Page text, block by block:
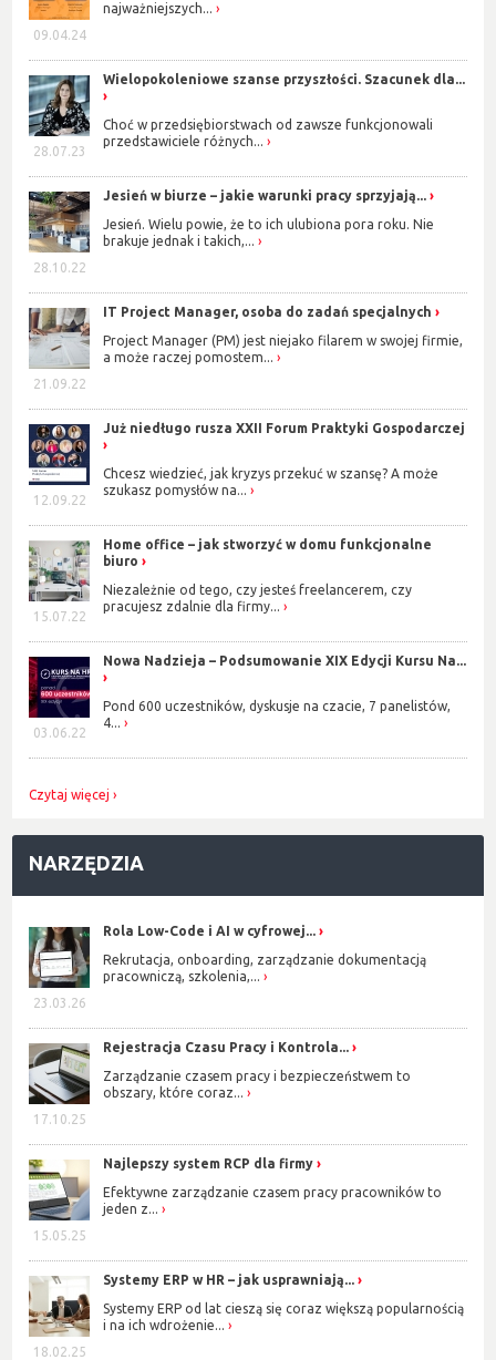
09.04.24
najważniejszych...
28.07.23
Wielopokoleniowe szanse przyszłości. Szacunek dla...
Choć w przedsiębiorstwach od zawsze funkcjonowali
przedstawiciele różnych...
28.10.22
Jesień w biurze – jakie warunki pracy sprzyjają...
Jesień. Wielu powie, że to ich ulubiona pora roku. Nie
brakuje jednak i takich,...
21.09.22
IT Project Manager, osoba do zadań specjalnych
Project Manager (PM) jest niejako filarem w swojej firmie,
a może raczej pomostem...
12.09.22
Już niedługo rusza XXII Forum Praktyki Gospodarczej
Chcesz wiedzieć, jak kryzys przekuć w szansę? A może
szukasz pomysłów na...
15.07.22
Home office – jak stworzyć w domu funkcjonalne
biuro
Niezależnie od tego, czy jesteś freelancerem, czy
pracujesz zdalnie dla firmy...
03.06.22
Nowa Nadzieja – Podsumowanie XIX Edycji Kursu Na...
Pond 600 uczestników, dyskusje na czacie, 7 panelistów,
4...
Czytaj więcej
NARZĘDZIA
23.03.26
Rola Low-Code i AI w cyfrowej...
Rekrutacja, onboarding, zarządzanie dokumentacją
pracowniczą, szkolenia,...
17.10.25
Rejestracja Czasu Pracy i Kontrola...
Zarządzanie czasem pracy i bezpieczeństwem to
obszary, które coraz...
15.05.25
Najlepszy system RCP dla firmy
Efektywne zarządzanie czasem pracy pracowników to
jeden z...
18.02.25
Systemy ERP w HR – jak usprawniają...
Systemy ERP od lat cieszą się coraz większą popularnością
i na ich wdrożenie...